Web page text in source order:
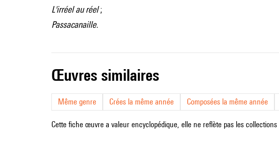
L'irréel au réel;
Passacanaille.
œuvres similaires
Même genre Crées la même année Composées la même année
Cette fiche œuvre a valeur encyclopédique, elle ne reflète pas les